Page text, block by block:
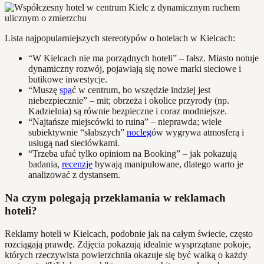
Lista najpopularniejszych stereotypów o hotelach w Kielcach:
“W Kielcach nie ma porządnych hoteli” – fałsz. Miasto notuje
dynamiczny rozwój, pojawiają się nowe marki sieciowe i
butikowe inwestycje.
“Muszę spać w centrum, bo wszędzie indziej jest
niebezpiecznie” – mit; obrzeża i okolice przyrody (np.
Kadzielnia) są równie bezpieczne i coraz modniejsze.
“Najtańsze miejscówki to ruina” – nieprawda; wiele
subiektywnie “słabszych” noclegów wygrywa atmosferą i
usługą nad sieciówkami.
“Trzeba ufać tylko opiniom na Booking” – jak pokazują
badania, recenzje bywają manipulowane, dlatego warto je
analizować z dystansem.
Na czym polegają przekłamania w reklamach
hoteli?
Reklamy hoteli w Kielcach, podobnie jak na całym świecie, często
rozciągają prawdę. Zdjęcia pokazują idealnie wysprzątane pokoje,
których rzeczywista powierzchnia okazuje się być walką o każdy